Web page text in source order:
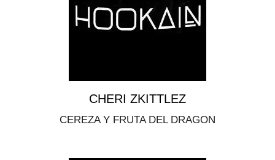
CHERI ZKITTLEZ
CEREZA Y FRUTA DEL DRAGON